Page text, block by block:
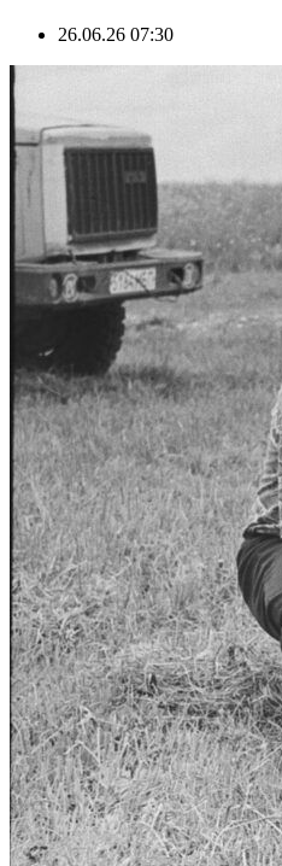
26.06.26 07:30